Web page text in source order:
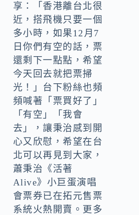
享：「香港離台北很
近，搭飛機只要一個
多小時，如果12月7
日你們有空的話，票
還剩下一點點，希望
今天回去就把票掃
光！」台下粉絲也頻
頻喊著「票買好了」
「有空」「我會
去」，讓秉治感到開
心又欣慰，希望在台
北可以再見到大家，
蕭秉治《活著
Alive》小巨蛋演唱
會票券已在拓元售票
系統火熱開賣。更多